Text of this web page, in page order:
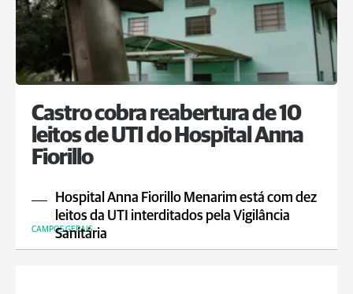
Castro cobra reabertura de 10
leitos de UTI do Hospital Anna
Fiorillo
Hospital Anna Fiorillo Menarim está com dez
leitos da UTI interditados pela Vigilância
Sanitária
CAMPOS GERAIS